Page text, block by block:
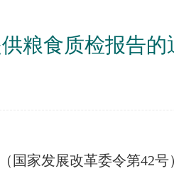
粮食质检报告的
国家发展改革委令第42